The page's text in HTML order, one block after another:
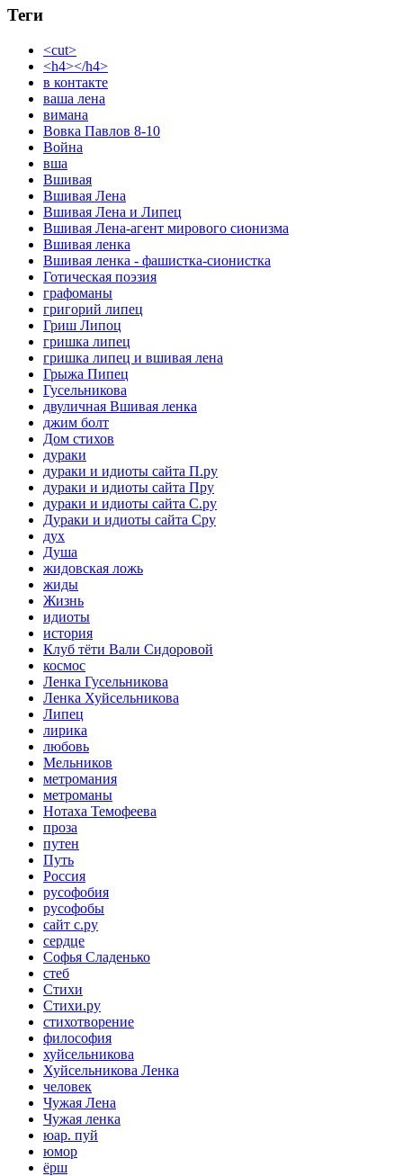
Теги
<cut>
<h4></h4>
в контакте
ваша лена
вимана
Вовка Павлов 8-10
Война
вша
Вшивая
Вшивая Лена
Вшивая Лена и Липец
Вшивая Лена-агент мирового сионизма
Вшивая ленка
Вшивая ленка - фашистка-сионистка
Готическая поэзия
графоманы
григорий липец
Гриш Липоц
гришка липец
гришка липец и вшивая лена
Грыжа Пипец
Гусельникова
двуличная Вшивая ленка
джим болт
Дом стихов
дураки
дураки и идиоты сайта П.ру
дураки и идиоты сайта Пру
дураки и идиоты сайта С.ру
Дураки и идиоты сайта Сру
дух
Душа
жидовская ложь
жиды
Жизнь
идиоты
история
Клуб тёти Вали Сидоровой
космос
Ленка Гусельникова
Ленка Хуйсельникова
Липец
лирика
любовь
Мельников
метромания
метроманы
Нотаха Темофеева
проза
путен
Путь
Россия
русофобия
русофобы
сайт с.ру
сердце
Софья Сладенько
стеб
Стихи
Стихи.ру
стихотворение
философия
хуйсельникова
Хуйсельникова Ленка
человек
Чужая Лена
Чужая ленка
юар. пуй
юмор
ёрш